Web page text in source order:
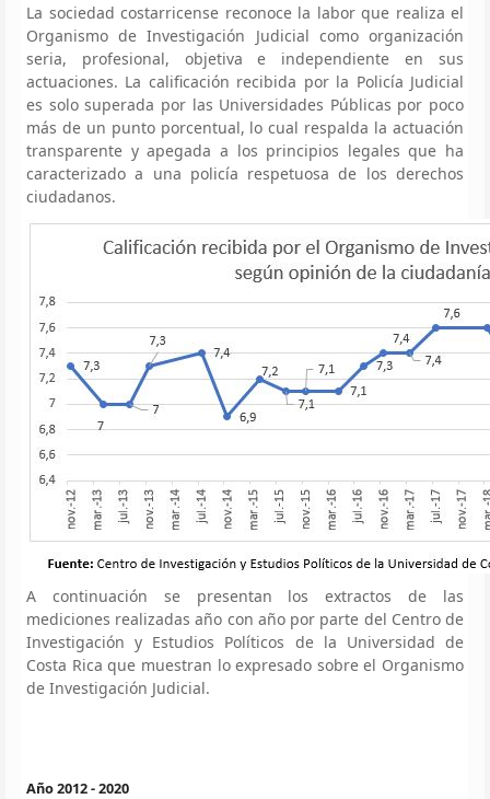
La sociedad costarricense reconoce la labor que realiza el
Organismo de Investigación Judicial como organización
seria, profesional, objetiva e independiente en sus
actuaciones. La calificación recibida por la Policía Judicial
es solo superada por las Universidades Públicas por poco
más de un punto porcentual, lo cual respalda la actuación
transparente y apegada a los principios legales que ha
caracterizado a una policía respetuosa de los derechos
ciudadanos.
A continuación se presentan los extractos de las
mediciones realizadas año con año por parte del Centro de
Investigación y Estudios Políticos de la Universidad de
Costa Rica que muestran lo expresado sobre el Organismo
de Investigación Judicial.
Año 2012 - 2020